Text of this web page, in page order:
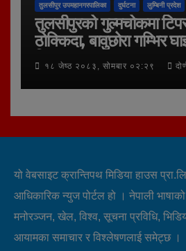
तुलसीपुर उपमहानगरपालिका दुर्घटना लुम्बिनी प्रदेश
तुलसीपुरको गुल्मचोकमा
ठोक्किदा, बावुछोरा गम्भिर
रिफर
१८ जेष्ठ २०८३, सोमबार ०२:२९
यो वेबसाइट क्रान्तिपथ मिडिया हाउस
आधिकारिक न्युज पोर्टल हो । नेपाली
मनोरञ्जन, खेल, विश्व, सूचना प्रविधि,
आयामका समाचार र विश्लेषणलाई समेट्छ ।